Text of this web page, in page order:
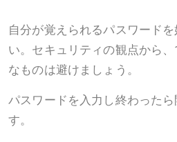
自分が覚えられるパスワード
い。セキュリティの観点から
なものは避けましょう。
パスワードを入力し終わった
す。